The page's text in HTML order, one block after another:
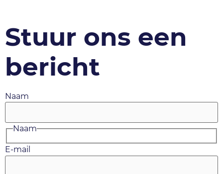
Stuur ons een
bericht
Naam
Naam
E-mail